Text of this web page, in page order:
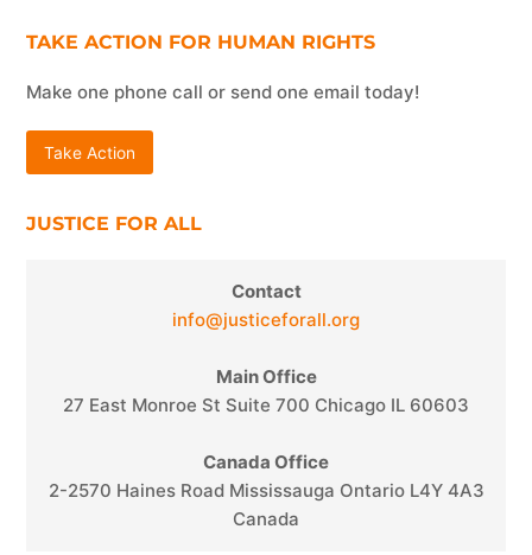
TAKE ACTION FOR HUMAN RIGHTS
Make one phone call or send one email today!
Take Action
JUSTICE FOR ALL
Contact
info@justiceforall.org
Main Office
27 East Monroe St Suite 700 Chicago IL 60603
Canada Office
2-2570 Haines Road Mississauga Ontario L4Y 4A3
Canada